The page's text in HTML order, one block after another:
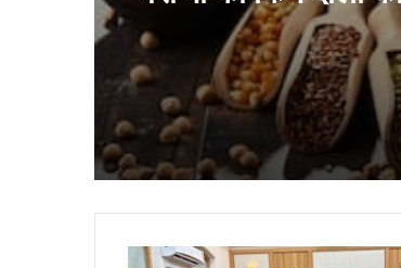
चाहिए, नहीं बढ़ेगा
डायल-112